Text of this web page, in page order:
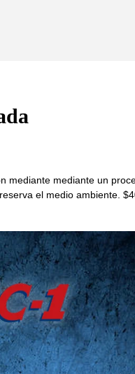
mediante mediante un
el medio ambiente.